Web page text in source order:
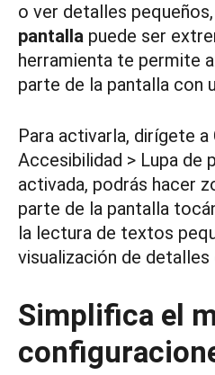
o ver detalles
pantalla puede ser
herramienta te permite
parte de la pantalla con
Para activarla, dirígete
Accesibilidad > Lupa de
activada, podrás hacer
parte de la pantalla
la lectura de textos
visualización de detalles
Simplifica el